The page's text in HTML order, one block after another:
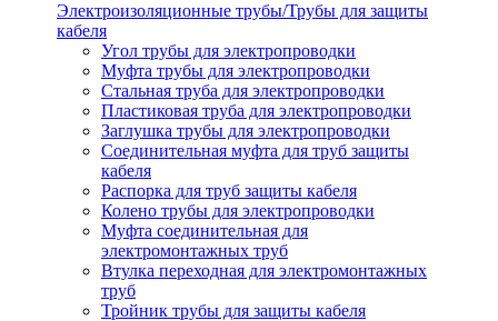
Электроизоляционные трубы/Трубы для защиты
кабеля
Угол трубы для электропроводки
Муфта трубы для электропроводки
Стальная труба для электропроводки
Пластиковая труба для электропроводки
Заглушка трубы для электропроводки
Соединительная муфта для труб защиты
кабеля
Распорка для труб защиты кабеля
Колено трубы для электропроводки
Муфта соединительная для
электромонтажных труб
Втулка переходная для электромонтажных
труб
Тройник трубы для защиты кабеля